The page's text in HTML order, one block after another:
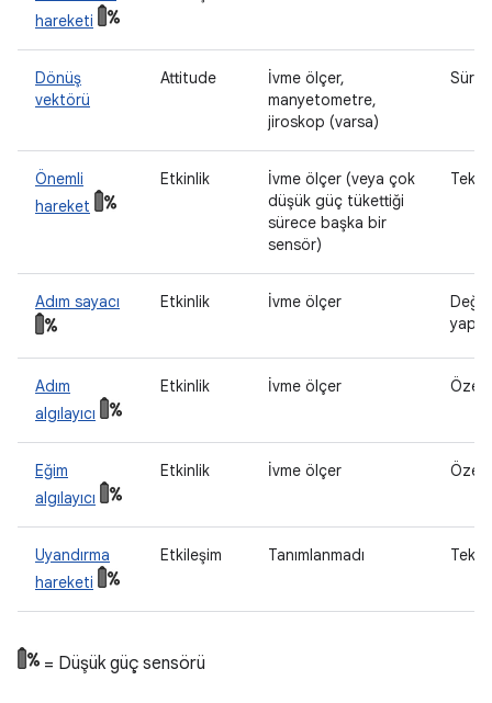
hareketi
Dönüş
vektörü
Attitude
İvme ölçer,
manyetometre,
jiroskop (varsa)
Önemli
hareket
Etkinlik
İvme ölçer (veya çok
düşük güç tükettiği
sürece başka bir
sensör)
Tek
Adım sayacı Etkinlik İvme ölçer
Adım
algılayıcı
Etkinlik İvme ölçer Özel
Eğim
algılayıcı
Etkinlik İvme ölçer Özel
Uyandırma
hareketi
Etkileşim Tanımlanmadı Tek
= Düşük güç sensörü